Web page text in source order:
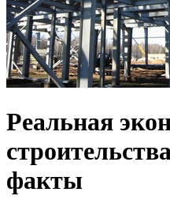
Реальная
факты